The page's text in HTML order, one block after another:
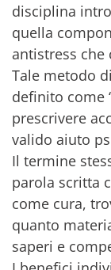
disciplina
quella
antistress che
Tale metodo
definito come
prescrivere
valido aiuto
Il termine
parola scritta
come cura,
quanto
saperi e